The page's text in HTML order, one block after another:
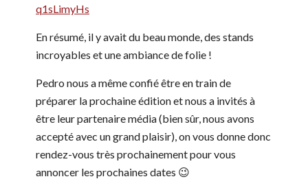
q1sLimyHs
En résumé, il y avait du beau monde, des stands
incroyables et une ambiance de folie !
Pedro nous a même confié être en train de
préparer la prochaine édition et nous a invités à
être leur partenaire média (bien sûr, nous avons
accepté avec un grand plaisir), on vous donne donc
rendez-vous très prochainement pour vous
annoncer les prochaines dates 😉